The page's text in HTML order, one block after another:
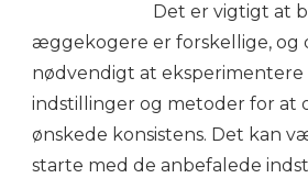
Det er vigtigt at
æggekogere er forskellige, og
nødvendigt at
indstillinger og metoder for at
ønskede konsistens. Det kan
starte med de anbefalede